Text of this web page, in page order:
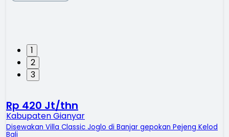
1
2
3
Rp 420 Jt/thn
Kabupaten Gianyar
Disewakan Villa Classic Joglo di Banjar gepokan Pejeng Kelod
Bali